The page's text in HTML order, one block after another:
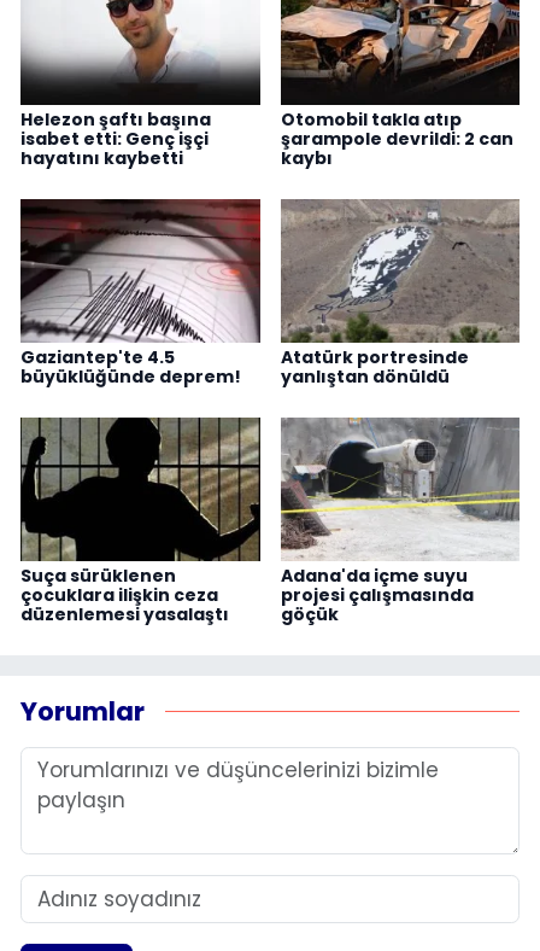
Helezon şaftı başına
isabet etti: Genç işçi
hayatını kaybetti
Otomobil takla atıp
şarampole devrildi: 2 can
kaybı
Gaziantep'te 4.5
büyüklüğünde deprem!
Atatürk portresinde
yanlıştan dönüldü
Suça sürüklenen
çocuklara ilişkin ceza
düzenlemesi yasalaştı
Adana'da içme suyu
projesi çalışmasında
göçük
Yorumlar